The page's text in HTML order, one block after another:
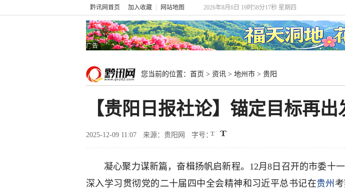
黔讯网首页 加入收藏 网站地图 2026年8月6日 19时58分17秒 星期四
广告
您当前的位置： 首页 > 资讯 > 地州市 > 贵阳
【贵阳日报社论】锚定目标再
2025-12-09 11:07 来源：贵阳网 字号：
凝心聚力谋新篇，奋楫扬帆启新程。12月8日召开的市委十一
深入学习贯彻党的二十届四中全会精神和习近平总书记在贵州